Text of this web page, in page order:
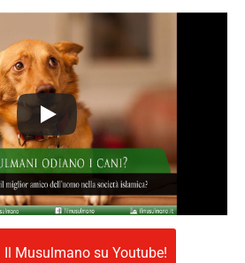
Musulmano su Youtube!